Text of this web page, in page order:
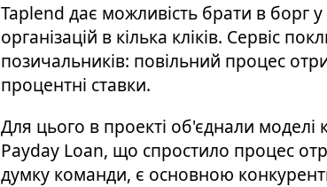
Taplend дає можливість брати в борг
організацій в кілька кліків. Сервіс
позичальників: повільний процес
процентні ставки.
Для цього в проекті об'єднали моделі
Payday Loan, що спростило процес
думку команди, є основною